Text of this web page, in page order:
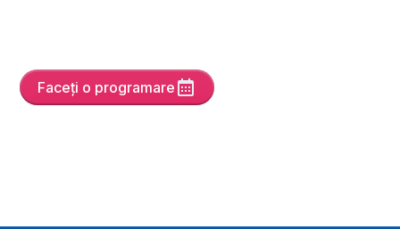
Faceți o programare